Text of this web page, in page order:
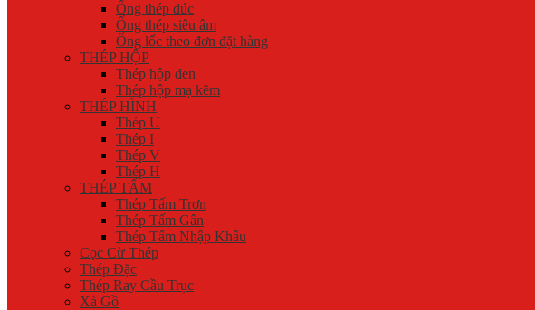
Ống thép đúc
Ống thép siêu âm
Ống lốc theo đơn đặt hàng
THÉP HỘP
Thép hộp đen
Thép hộp mạ kẽm
THÉP HÌNH
Thép U
Thép I
Thép V
Thép H
THÉP TẤM
Thép Tấm Trơn
Thép Tấm Gân
Thép Tấm Nhập Khẩu
Cọc Cừ Thép
Thép Đặc
Thép Ray Cầu Trục
Xà Gồ